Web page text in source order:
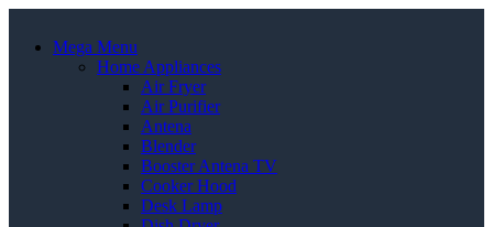
Mega Menu
Home Appliances
Air Fryer
Air Purifier
Antena
Blender
Booster Antena TV
Cooker Hood
Desk Lamp